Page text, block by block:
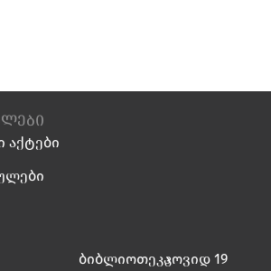
აქტები
ბიბლიოთეკაკოვიდ 19